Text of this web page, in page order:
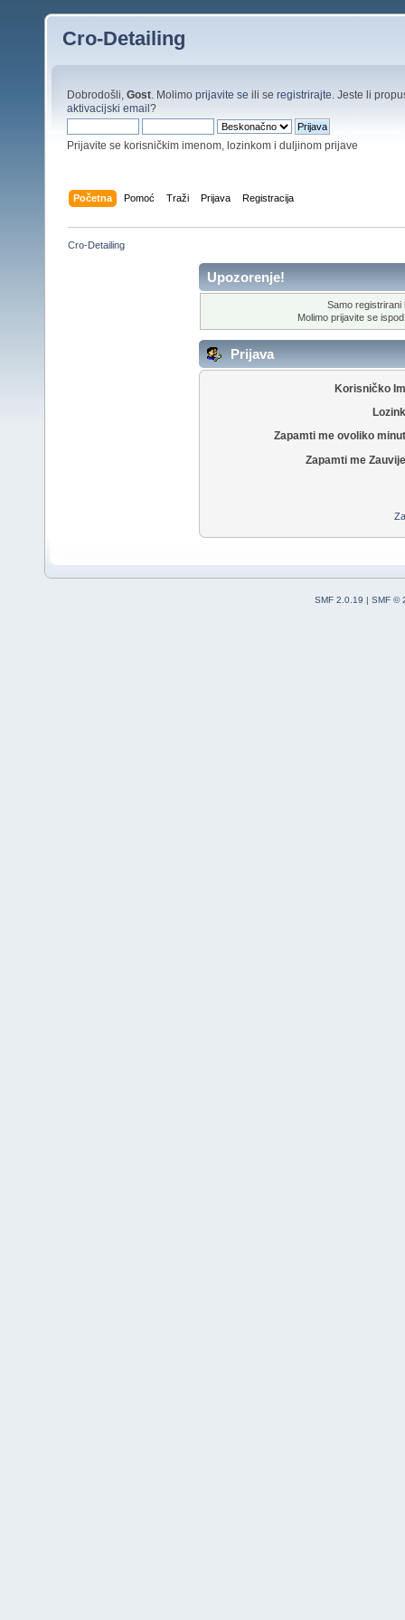
Cro-Detailing
Dobrodošli, Gost . Molimo prijavite se ili se registrirajte . Jeste li
aktivacijski email?
Prijavite se korisničkim imenom, lozinkom i duljinom prijave
Početna Pomoć Traži Prijava Registracija
Cro-Detailing
Upozorenje!
Samo registrirani
Molimo prijavite se
Prijava
Korisničko
Zapamti me ovoliko
Zapamti me
SMF 2.0.19 | SMF ©